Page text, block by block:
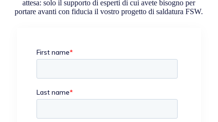
attesa: solo il supporto di esperti di cui avete bisogno per
portare avanti con fiducia il vostro progetto di saldatura FSW.